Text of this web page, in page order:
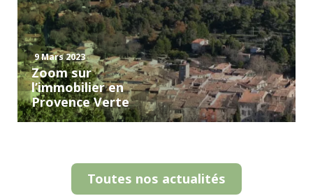
9 Mars 2023
Zoom sur
l’immobilier en
Provence Verte
Toutes nos actualités